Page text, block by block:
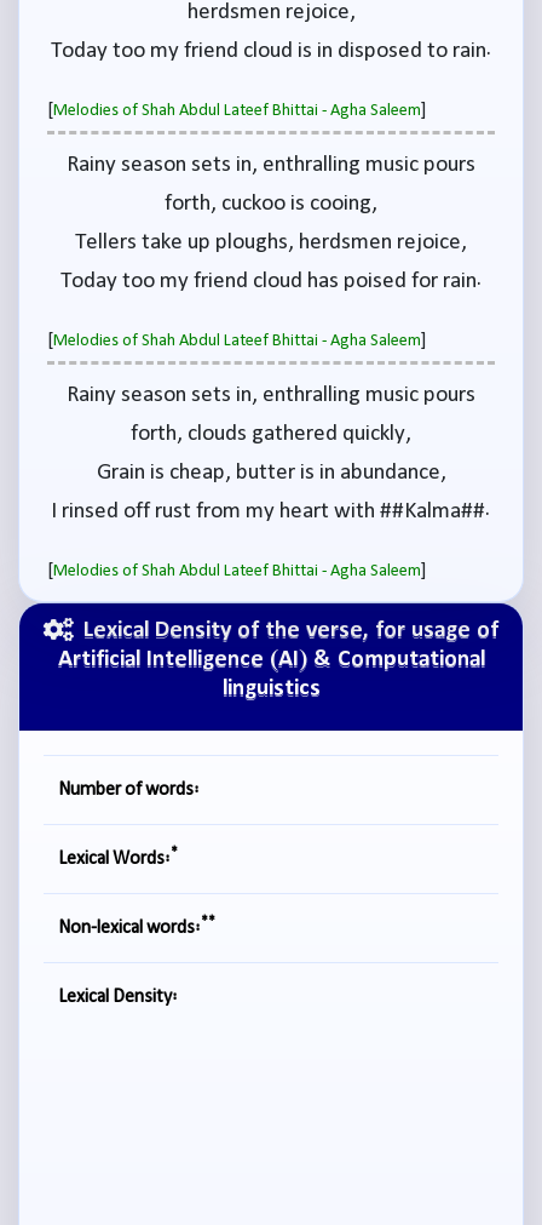
Lexical Density of the verse, for usage of
Artificial Intelligence (AI) & Computational
linguistics
Number of words:
Lexical Words:*
Non-lexical words:**
Lexical Density:
herdsmen rejoice,
Today too my friend cloud is in disposed to rain.
[Melodies of Shah Abdul Lateef Bhittai - Agha Saleem
Rainy season sets in, enthralling music pours
forth, cuckoo is cooing,
Tellers take up ploughs, herdsmen rejoice,
Today too my friend cloud has poised for rain.
[Melodies of Shah Abdul Lateef Bhittai - Agha Saleem
Rainy season sets in, enthralling music pours
forth, clouds gathered quickly,
Grain is cheap, butter is in abundance,
I rinsed off rust from my heart with ##Kalma##.
[Melodies of Shah Abdul Lateef Bhittai - Agha Saleem